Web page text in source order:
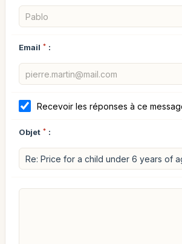
Email * :
Recevoir les réponses à ce
Objet * :